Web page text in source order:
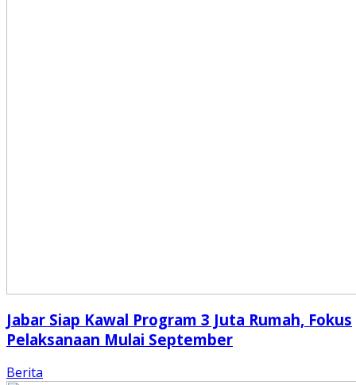
Jabar Siap Kawal Program 3 Juta Rumah, Fokus
Pelaksanaan Mulai September
Berita